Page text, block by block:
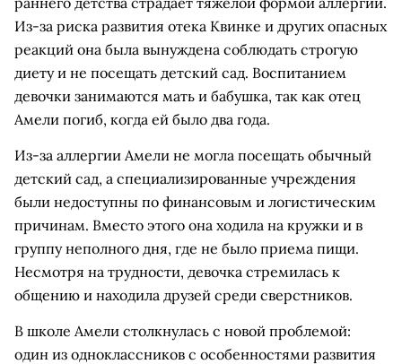
Из-за риска развития отека Квинке и других опасных
реакций она была вынуждена соблюдать строгую
диету и не посещать детский сад. Воспитанием
девочки занимаются мать и бабушка, так как отец
Амели погиб, когда ей было два года.
Из-за аллергии Амели не могла посещать обычный
детский сад, а специализированные учреждения
были недоступны по финансовым и логистическим
причинам. Вместо этого она ходила на кружки и в
группу неполного дня, где не было приема пищи.
Несмотря на трудности, девочка стремилась к
общению и находила друзей среди сверстников.
В школе Амели столкнулась с новой проблемой:
один из одноклассников с особенностями развития